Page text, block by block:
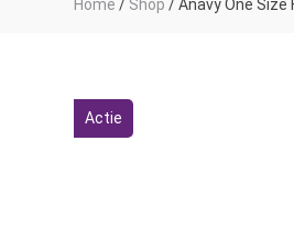
Home / Shop /Anavy One Size
Actie